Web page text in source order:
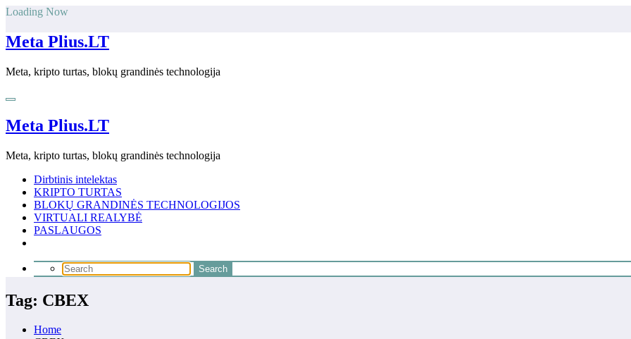
Skip
content
Loading Now
Meta Plius.LT
Meta, kripto turtas, blokų grandinės technologija
Meta Plius.LT
Meta, kripto turtas, blokų grandinės technologija
Dirbtinis intelektas
KRIPTO TURTAS
BLOKŲ GRANDINĖS TECHNOLOGIJOS
VIRTUALI REALYBĖ
PASLAUGOS
Tag: CBEX
Home